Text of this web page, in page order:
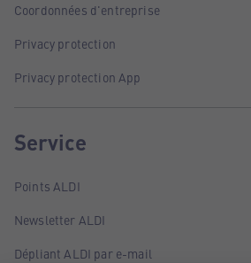
Coordonnées d'entreprise
Privacy protection
Privacy protection App
Service
Points ALDI
Newsletter ALDI
Dépliant ALDI par e-mail